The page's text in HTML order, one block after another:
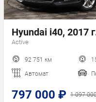
Hyundai i40, 2017
Active
92 751 км
Автомат
797 000 ₽ 1 097